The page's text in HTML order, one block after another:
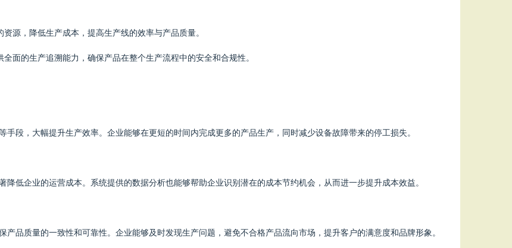
源，降低生产成本，提高生产线的效率与产品质量。
面的生产追溯能力，确保产品在整个生产流程中的安全和合规性。
段，大幅提升生产效率。企业能够在更短的时间内完成更多的产品生产，同时减少设备故障带来的停工损失。
低企业的运营成本。系统提供的数据分析也能够帮助企业识别潜在的成本节约机会，从而进一步提升成本效益。
品质量的一致性和可靠性。企业能够及时发现生产问题，避免不合格产品流向市场，提升客户的满意度和品牌形象。